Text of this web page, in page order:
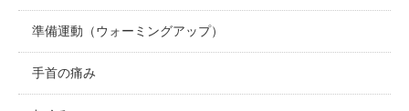
準備運動（ウォーミングアップ）
手首の痛み